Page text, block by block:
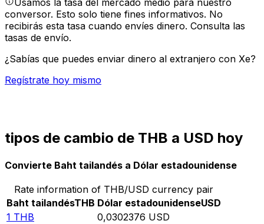
Usamos la tasa del mercado medio para nuestro
conversor. Esto solo tiene fines informativos. No
recibirás esta tasa cuando envíes dinero. Consulta las
tasas de envío.
¿Sabías que puedes enviar dinero al extranjero con Xe?
Regístrate hoy mismo
tipos de cambio de THB a USD hoy
Convierte Baht tailandés a Dólar estadounidense
Rate information of THB/USD currency pair
Baht tailandésTHB Dólar estadounidenseUSD
1 THB 0,0302376 USD